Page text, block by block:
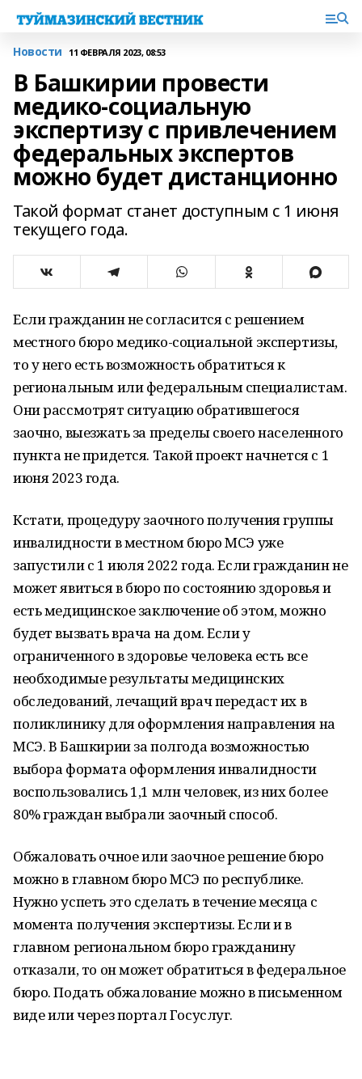
Новости 11 ФЕВРАЛЯ 2023, 08:53
В Башкирии провести
медико-социальную
экспертизу с привлечением
федеральных экспертов
можно будет дистанционно
Такой формат станет доступным с 1 июня
текущего года.
Если гражданин не согласится с решением
местного бюро медико-социальной экспертизы,
то у него есть возможность обратиться к
региональным или федеральным специалистам.
Они рассмотрят ситуацию обратившегося
заочно, выезжать за пределы своего населенного
пункта не придется. Такой проект начнется с 1
июня 2023 года.
Кстати, процедуру заочного получения группы
инвалидности в местном бюро МСЭ уже
запустили с 1 июля 2022 года. Если гражданин не
может явиться в бюро по состоянию здоровья и
есть медицинское заключение об этом, можно
будет вызвать врача на дом. Если у
ограниченного в здоровье человека есть все
необходимые результаты медицинских
обследований, лечащий врач передаст их в
поликлинику для оформления направления на
МСЭ. В Башкирии за полгода возможностью
выбора формата оформления инвалидности
воспользовались 1,1 млн человек, из них более
80% граждан выбрали заочный способ.
Обжаловать очное или заочное решение бюро
можно в главном бюро МСЭ по республике.
Нужно успеть это сделать в течение месяца с
момента получения экспертизы. Если и в
главном региональном бюро гражданину
отказали, то он может обратиться в федеральное
бюро. Подать обжалование можно в письменном
виде или через портал Госуслуг.